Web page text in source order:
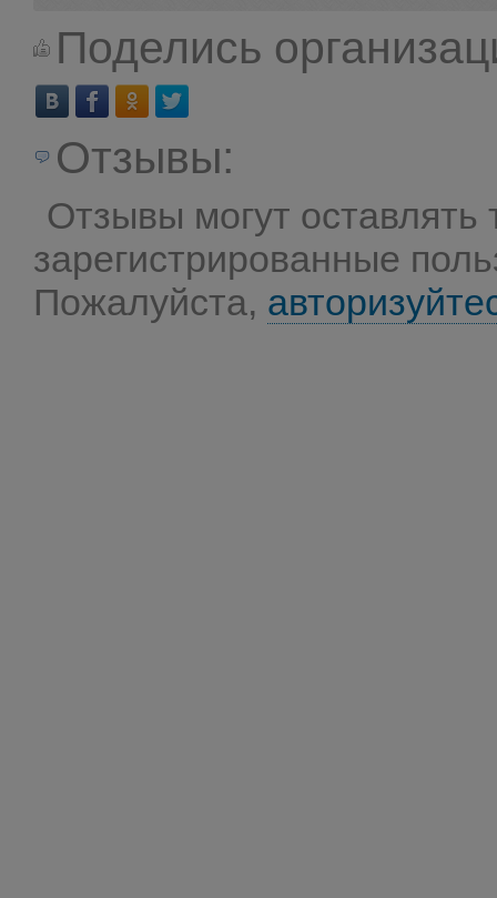
Поделись
Отзывы:
Отзывы могут оставлять
зарегистрированные
Пожалуйста,